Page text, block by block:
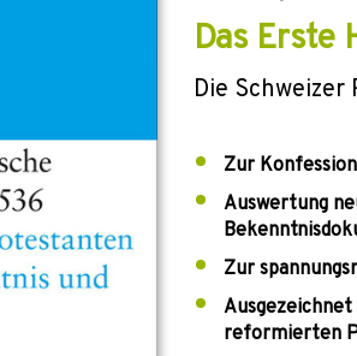
Das Erste
Die
Zur
Auswertung
Zur
reformierten